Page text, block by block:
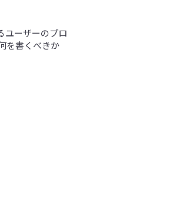
ユーザーのプロ
を書くべきか